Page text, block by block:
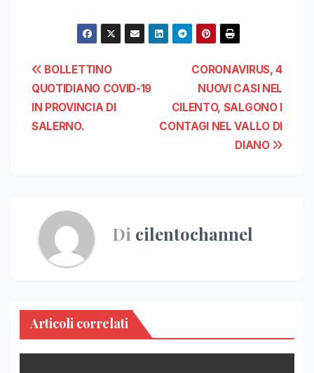
Navigazione
articoli
CORONAVIRUS, 4
NUOVI CASI NEL
CILENTO, SALGONO I
CONTAGI NEL VALLO DI
DIANO
BOLLETTINO
QUOTIDIANO COVID-19
IN PROVINCIA DI
SALERNO.
Di cilentochannel
Articoli correlati